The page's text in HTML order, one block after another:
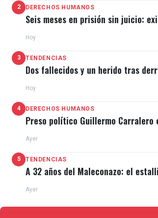
2 DERECHOS HUMANOS
Seis meses en prisión sin juicio:
Hoy
3 TENDENCIAS
Dos fallecidos y un herido tras
Hoy
4 DERECHOS HUMANOS
Preso político Guillermo Carralero
Ayer
5 TENDENCIAS
A 32 años del Maleconazo: el
Ayer